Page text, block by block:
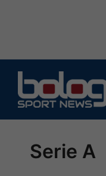
contenuto
Serie A